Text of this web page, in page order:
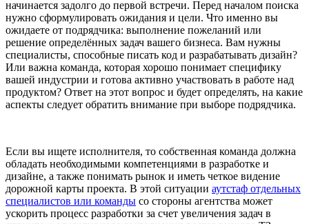
начинается задолго до первой встречи. Перед началом поиска
нужно сформулировать ожидания и цели. Что именно вы
ожидаете от подрядчика: выполнение пожеланий или
решение определённых задач вашего бизнеса. Вам нужны
специалисты, способные писать код и разрабатывать дизайн?
Или важна команда, которая хорошо понимает специфику
вашей индустрии и готова активно участвовать в работе над
продуктом? Ответ на этот вопрос и будет определять, на какие
аспекты следует обратить внимание при выборе подрядчика.
Если вы ищете исполнителя, то собственная команда должна
обладать необходимыми компетенциями в разработке и
дизайне, а также понимать рынок и иметь четкое видение
дорожной карты проекта. В этой ситуации аутстаф отдельных
специалистов или команды со стороны агентства может
ускорить процесс разработки за счет увеличения задач в